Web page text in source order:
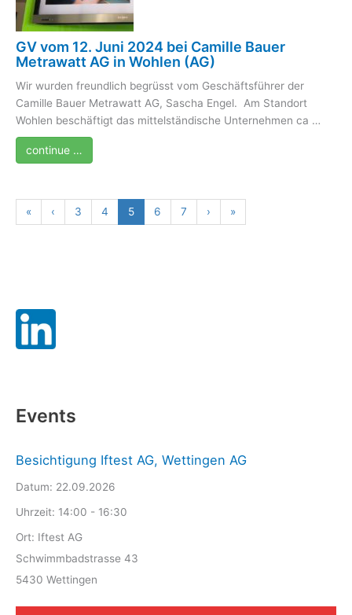
GV vom 12. Juni 2024 bei Camille Bauer
Metrawatt AG in Wohlen (AG)
Wir wurden freundlich begrüsst vom Geschäftsführer der
Camille Bauer Metrawatt AG, Sascha Engel. Am Standort
Wohlen beschäftigt das mittelständische Unternehmen ca …
continue …
« ‹ 3 4 5 6 7 › »
Events
Besichtigung Iftest AG, Wettingen AG
Datum: 22.09.2026
Uhrzeit: 14:00 - 16:30
Ort: Iftest AG
Schwimmbadstrasse 43
5430 Wettingen